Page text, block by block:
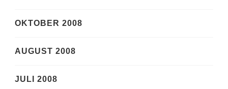
OKTOBER 2008
AUGUST 2008
JULI 2008